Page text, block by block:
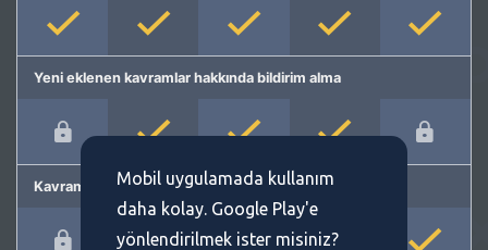
Yeni eklenen kavramlar hakkında bildirim alma
Kavram önermeMobil uygulamada kullanım
daha kolay. Google Play'e
yönlendirilmek ister misiniz?